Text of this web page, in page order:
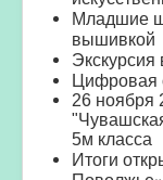
Младшие
вышивкой
Цифровая
26 ноября
5м класса
Итоги